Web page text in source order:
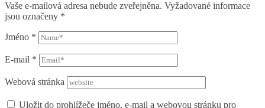
Vaše e-mailová adresa nebude zveřejněna. Vyžadované informace
jsou označeny *
Jméno *
E-mail *
Webová stránka
Uložit do prohlížeče jméno, e-mail a webovou stránku pro